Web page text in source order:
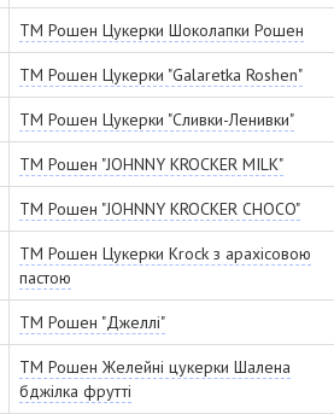
ТМ Рошен Цукерки Шоколапки Рошен
ТМ Рошен Цукерки "Galaretka Roshen"
ТМ Рошен Цукерки "Сливки-Ленивки"
ТМ Рошен "JOHNNY KROCKER MILK"
ТМ Рошен "JOHNNY KROCKER CHOCO"
ТМ Рошен Цукерки Krock з арахісовою
пастою
ТМ Рошен "Джеллі"
ТМ Рошен Желейні цукерки Шалена
бджілка фрутті